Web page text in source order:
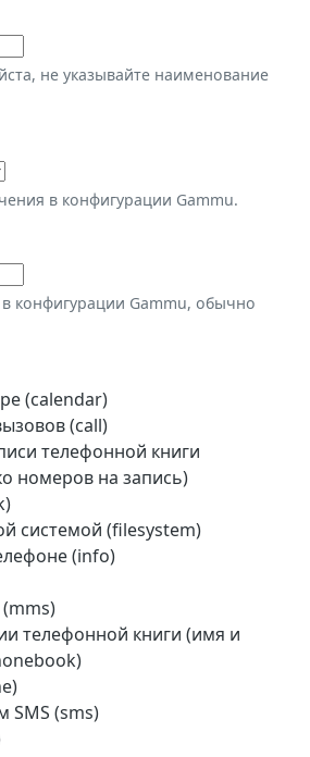
не указывайте наименование
в конфигурации Gammu.
конфигурации Gammu, обычно
(calendar)
(call)
телефонной книги
номеров на запись)
системой (filesystem)
(info)
телефонной книги (имя и
SMS (sms)